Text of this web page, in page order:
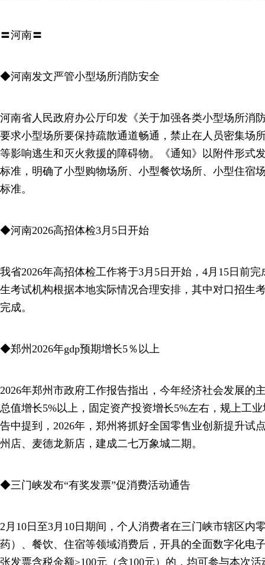
〓河南〓
◆河南发文严管小型场所消防安全
河南省人民政府办公厅印发《关于加强各类小型场所消
要求小型场所要保持疏散通道畅通，禁止在人员密集场
等影响逃生和灭火救援的障碍物。《通知》以附件形式
标准，明确了小型购物场所、小型餐饮场所、小型住宿
标准。
◆河南2026高招体检3月5日开始
我省2026年高招体检工作将于3月5日开始，4月15日前
生考试机构根据本地实际情况合理安排，其中对口招生
完成。
◆郑州2026年gdp预期增长5％以上
2026年郑州市政府工作报告指出，今年经济社会发展的
总值增长5%以上，固定资产投资增长5%左右，规上工
告中提到，2026年，郑州将抓好全国零售业创新提升试
州店、麦德龙新店，建成二七万象城二期。
◆三门峡发布“有奖发票”促消费活动通告
2月10日至3月10日期间，个人消费者在三门峡市辖区内
药）、餐饮、住宿等领域消费后，开具的全面数字化电
张发票含税金额≥100元（含100元）的，均可参与本次